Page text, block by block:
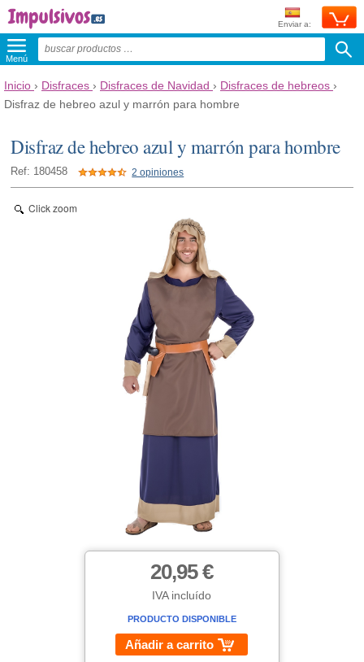
Enviar a:
Menú
Inicio › Disfraces › Disfraces de Navidad › Disfraces de hebreos ›
Disfraz de hebreo azul y marrón para hombre
Disfraz de hebreo azul y marrón para hombre
Ref: 180458 2 opiniones
Click zoom
20,95 €
IVA incluído
PRODUCTO DISPONIBLE
Añadir a carrito